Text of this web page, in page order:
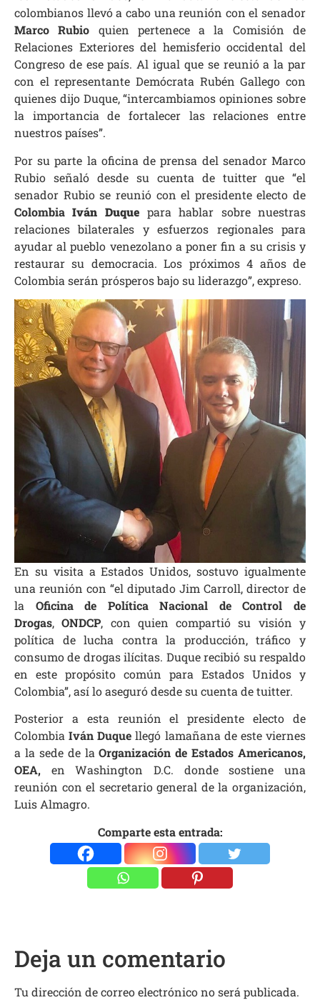
colombianos llevó a cabo una reunión con el senador
Marco Rubio quien pertenece a la Comisión de
Relaciones Exteriores del hemisferio occidental del
Congreso de ese país. Al igual que se reunió a la par
con el representante Demócrata Rubén Gallego con
quienes dijo Duque, “intercambiamos opiniones sobre
la importancia de fortalecer las relaciones entre
nuestros países”.
Por su parte la oficina de prensa del senador Marco
Rubio señaló desde su cuenta de tuitter que “el
senador Rubio se reunió con el presidente electo de
Colombia Iván Duque para hablar sobre nuestras
relaciones bilaterales y esfuerzos regionales para
ayudar al pueblo venezolano a poner fin a su crisis y
restaurar su democracia. Los próximos 4 años de
Colombia serán prósperos bajo su liderazgo”, expreso.
En su visita a Estados Unidos, sostuvo igualmente
una reunión con “el diputado Jim Carroll, director de
la Oficina de Política Nacional de Control de
Drogas,ONDCP, con quien compartió su visión y
política de lucha contra la producción, tráfico y
consumo de drogas ilícitas. Duque recibió su respaldo
en este propósito común para Estados Unidos y
Colombia”, así lo aseguró desde su cuenta de tuitter.
Posterior a esta reunión el presidente electo de
ColombiaIván Duque llegó lamañana de este viernes
a la sede de laOrganización de Estados Americanos,
OEA, en Washington D.C. donde sostiene una
reunión con el secretario general de la organización,
Luis Almagro.
Comparte esta entrada:
Deja un comentario
Tu dirección de correo electrónico no será publicada.